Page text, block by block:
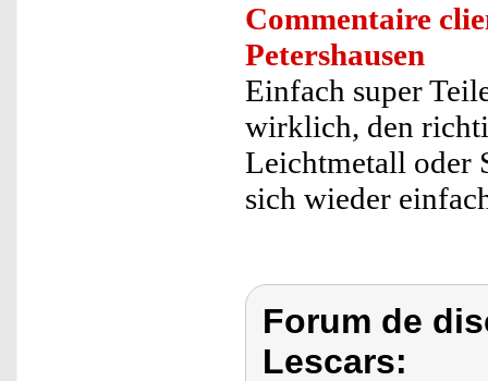
Commentaire
Petershausen
Einfach super
wirklich, den
Leichtmetall oder
sich wieder
Forum de
Lescars: